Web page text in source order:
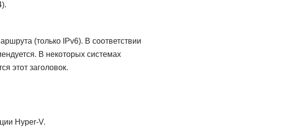
(только IPv6). В соответствии
В некоторых системах
этот заголовок.
Hyper-V.